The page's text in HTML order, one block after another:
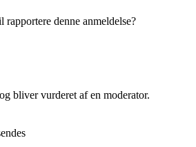
denne anmeldelse?
bliver vurderet af en moderator.